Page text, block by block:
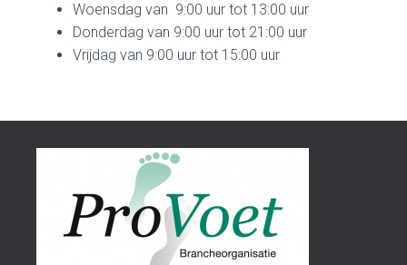
Woensdag van 9:00 uur tot 13:00 uur
Donderdag van 9:00 uur tot 21:00 uur
Vrijdag van 9:00 uur tot 15:00 uur